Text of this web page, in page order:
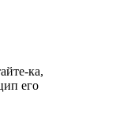
ка,
его